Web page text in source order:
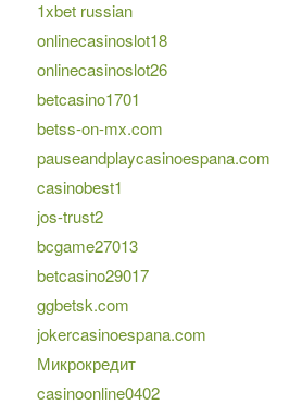
1xbet russian
onlinecasinoslot18
onlinecasinoslot26
betcasino1701
betss-on-mx.com
pauseandplaycasinoespana.com
casinobest1
jos-trust2
bcgame27013
betcasino29017
ggbetsk.com
jokercasinoespana.com
Микрокредит
casinoonline0402